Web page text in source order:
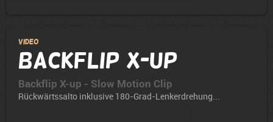
Video
Backflip X-up
Backflip X-up - Slow Motion Clip
Rückwärtssalto inklusive 180-Grad-Lenkerdrehung...